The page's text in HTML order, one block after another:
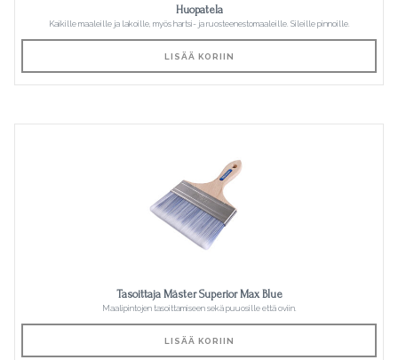
Huopatela
Kaikille maaleille ja lakoille, myös hartsi- ja ruosteenestomaaleille. Sileille pinnoille.
LISÄÄ KORIIN
Tasoittaja Mäster Superior Max Blue
Maalipintojen tasoittamiseen sekä puuosille että oviin.
LISÄÄ KORIIN